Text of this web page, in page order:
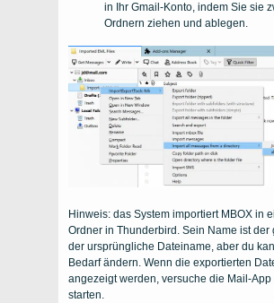
in Ihr Gmail-Konto, indem Sie sie
Ordnern ziehen und ablegen.
Hinweis: das System importiert MBOX in
Ordner in Thunderbird. Sein Name ist der
der ursprüngliche Dateiname, aber du
Bedarf ändern. Wenn die exportierten
angezeigt werden, versuche die Mail-App
starten.